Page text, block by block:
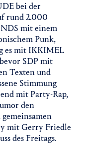
bei der
rund 2.000
mit einem
Punk,
es mit IKKIMEL
SDP mit
Texten und
Stimmung
mit Party-Rap,
den
mit Gerry Friedle
des Freitags.